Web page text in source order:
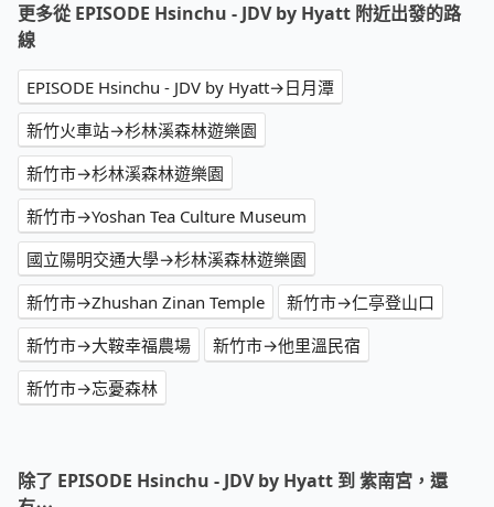
更多從 EPISODE Hsinchu - JDV by Hyatt 附近出發的路
線
EPISODE Hsinchu - JDV by Hyatt→日月潭
新竹火車站→杉林溪森林遊樂園
新竹市→杉林溪森林遊樂園
新竹市→Yoshan Tea Culture Museum
國立陽明交通大學→杉林溪森林遊樂園
新竹市→Zhushan Zinan Temple
新竹市→仁亭登山口
新竹市→大鞍幸福農場
新竹市→他里溫民宿
新竹市→忘憂森林
除了 EPISODE Hsinchu - JDV by Hyatt 到 紫南宮，還